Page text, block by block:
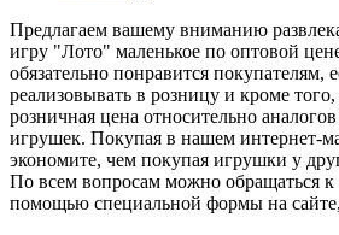
Предлагаем вашему вниманию
игру "Лото" маленькое по оптовой
обязательно понравится покупателям,
реализовывать в розницу и кроме
розничная цена относительно
игрушек. Покупая в нашем интернет-
экономите, чем покупая игрушки у
По всем вопросам можно обращаться
помощью специальной формы на